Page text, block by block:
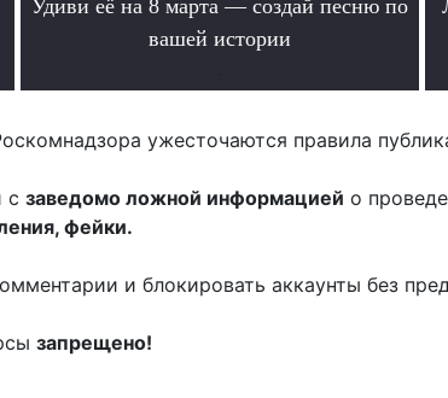
Удиви её на 8 марта — создай песню по
вашей истории
ужесточаются правила
с заведомо ложной информацией о
фейки.
и блокировать аккаунты без
запрещено!